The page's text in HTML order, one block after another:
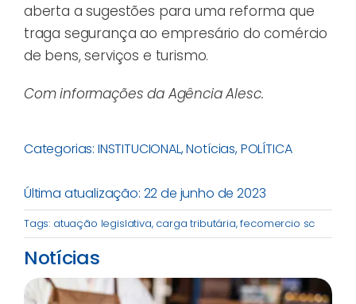
aberta a sugestões para uma reforma que
traga segurança ao empresário do comércio
de bens, serviços e turismo.
Com informações da Agência Alesc.
Categorias: INSTITUCIONAL,Notícias,POLÍTICA
Última atualização: 22 de junho de 2023
Tags: atuação legislativa, carga tributária,fecomercio sc
Notícias